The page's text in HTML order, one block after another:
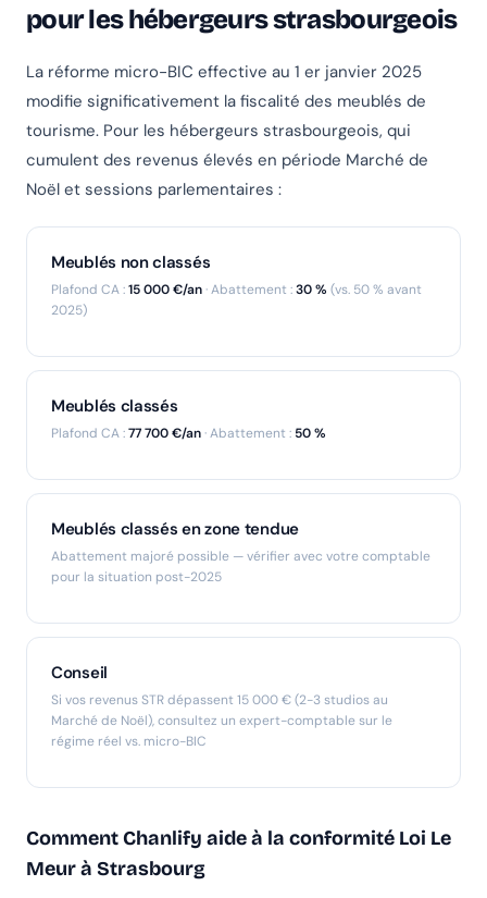
pour les hébergeurs strasbourgeois
La réforme micro-BIC effective au 1 er janvier 2025
modifie significativement la fiscalité des meublés de
tourisme. Pour les hébergeurs strasbourgeois, qui
cumulent des revenus élevés en période Marché de
Noël et sessions parlementaires :
Meublés non classés
Plafond CA :15 000 €/an· Abattement :30 % (vs. 50 % avant
2025)
Meublés classés
Plafond CA :77 700 €/an· Abattement : 50 %
Meublés classés en zone tendue
Abattement majoré possible — vérifier avec votre comptable
pour la situation post-2025
Conseil
Si vos revenus STR dépassent 15 000 € (2-3 studios au
Marché de Noël), consultez un expert-comptable sur le
régime réel vs. micro-BIC
Comment Chanlify aide à la conformité Loi Le
Meur à Strasbourg